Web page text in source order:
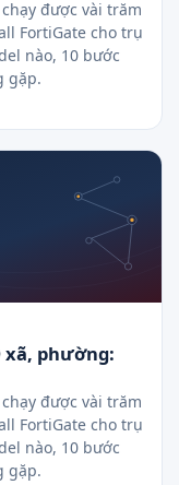
được vài trăm
FortiGate cho trụ
nào, 10 bước
gặp.
xã, phường:
được vài trăm
FortiGate cho trụ
nào, 10 bước
gặp.